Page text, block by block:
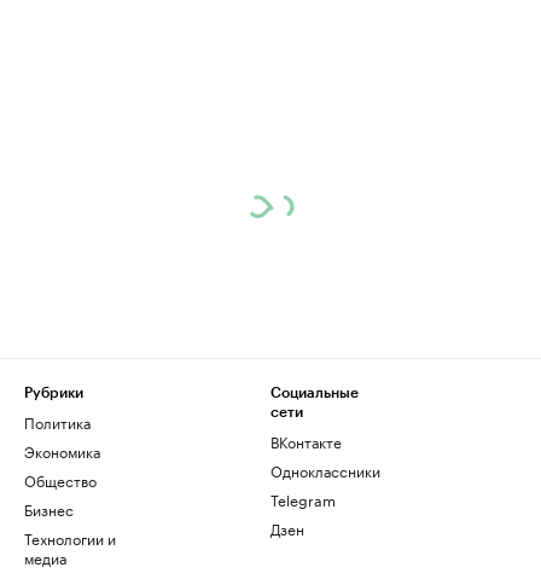
Рубрики
Политика
Экономика
Общество
Бизнес
Технологии и
медиа
Социальные
сети
ВКонтакте
Одноклассники
Telegram
Дзен